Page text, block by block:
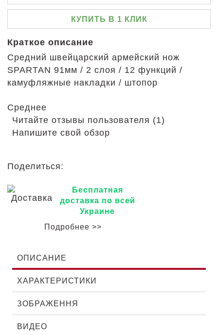
КУПИТЬ В 1 КЛИК
Краткое описание
Средний швейцарский армейский нож
SPARTAN 91мм / 2 слоя / 12 функций /
камуфляжные накладки / штопор
Среднее
Читайте отзывы пользователя (1)
Напишите свой обзор
Поделиться:
Бесплатная
доставка по всей
Украине
Подробнее >>
ОПИСАНИЕ
ХАРАКТЕРИСТИКИ
ЗОБРАЖЕННЯ
ВИДЕО